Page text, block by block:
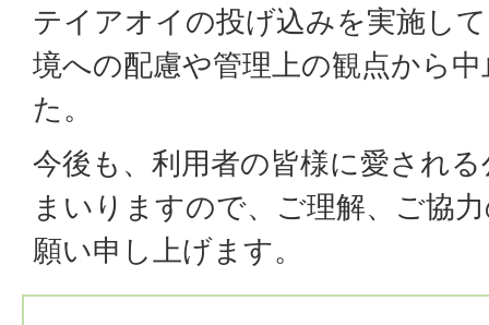
テイアオイの投げ込みを実施し
境への配慮や管理上の観点から
た。
今後も、利用者の皆様に愛され
まいりますので、ご理解、ご協
願い申し上げます。